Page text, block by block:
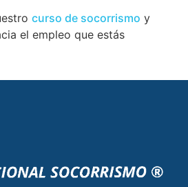
curso de socorrismo y
el empleo que estás